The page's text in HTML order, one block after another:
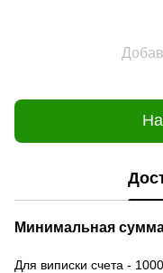
Минимальная сумма
Для виписки счета -